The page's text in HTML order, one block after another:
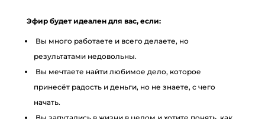
Эфир будет идеален для вас, если:
Вы много работаете и всего делаете, но
результатами недовольны.
Вы мечтаете найти любимое дело, которое
принесёт радость и деньги, но не знаете, с чего
начать.